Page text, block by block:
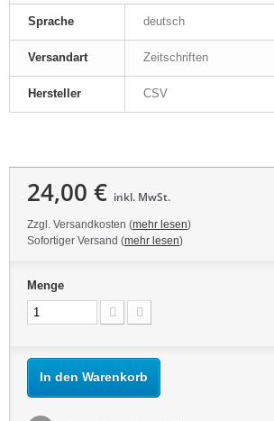
Sprache deutsch
Versandart Zeitschriften
Hersteller CSV
24,00 € inkl. MwSt.
Zzgl. Versandkosten (mehr lesen)
Sofortiger Versand (mehr lesen)
Menge
In den Warenkorb